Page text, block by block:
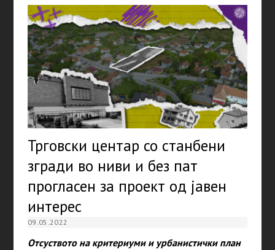
Трговски центар со станбени
згради во ниви и без пат
прогласен за проект од јавен
интерес
09.05.2022
Отсуството на критериуми и урбанистички план